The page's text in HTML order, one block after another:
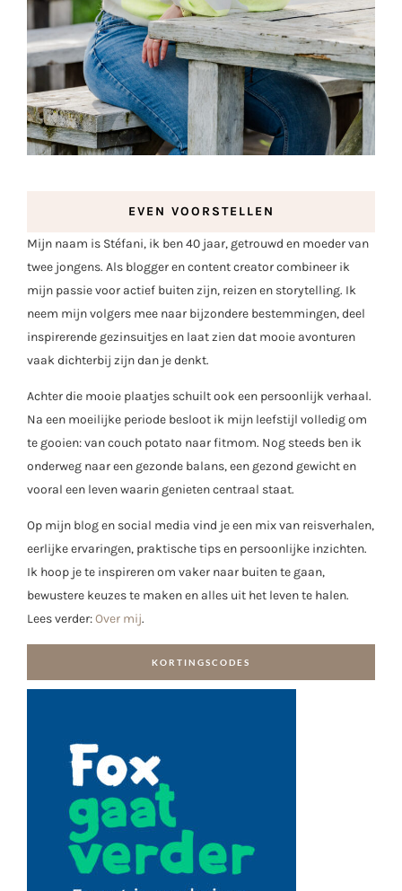
EVEN VOORSTELLEN
Mijn naam is Stéfani, ik ben 40 jaar, getrouwd en moeder van
twee jongens. Als blogger en content creator combineer ik
mijn passie voor actief buiten zijn, reizen en storytelling. Ik
neem mijn volgers mee naar bijzondere bestemmingen, deel
inspirerende gezinsuitjes en laat zien dat mooie avonturen
vaak dichterbij zijn dan je denkt.
Achter die mooie plaatjes schuilt ook een persoonlijk verhaal.
Na een moeilijke periode besloot ik mijn leefstijl volledig om
te gooien: van couch potato naar fitmom. Nog steeds ben ik
onderweg naar een gezonde balans, een gezond gewicht en
vooral een leven waarin genieten centraal staat.
Op mijn blog en social media vind je een mix van reisverhalen,
eerlijke ervaringen, praktische tips en persoonlijke inzichten.
Ik hoop je te inspireren om vaker naar buiten te gaan,
bewustere keuzes te maken en alles uit het leven te halen.
Lees verder:Over mij.
KORTINGSCODES